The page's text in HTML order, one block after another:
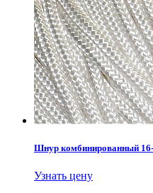
Шнур комбинированный
Узнать цену